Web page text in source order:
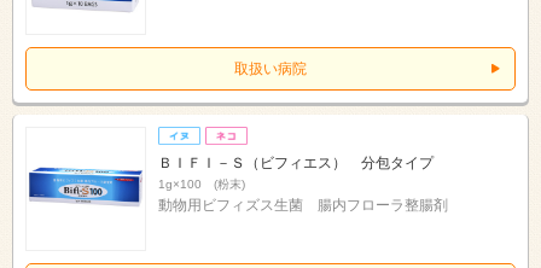
取扱い病院
ＢＩＦＩ－Ｓ（ビフィエス） 分包タイプ
1g×100 (粉末)
動物用ビフィズス生菌 腸内フローラ整腸剤